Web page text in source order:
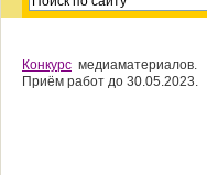
Конкурс медиаматериалов.
Приём работ до 30.05.2023.